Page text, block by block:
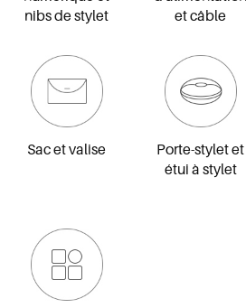
nibs de stylet
et câble
Sac et valise
Porte-stylet et
étui à stylet